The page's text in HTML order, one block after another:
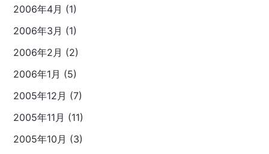
2006年4月 (1)
2006年3月 (1)
2006年2月 (2)
2006年1月 (5)
2005年12月 (7)
2005年11月 (11)
2005年10月 (3)